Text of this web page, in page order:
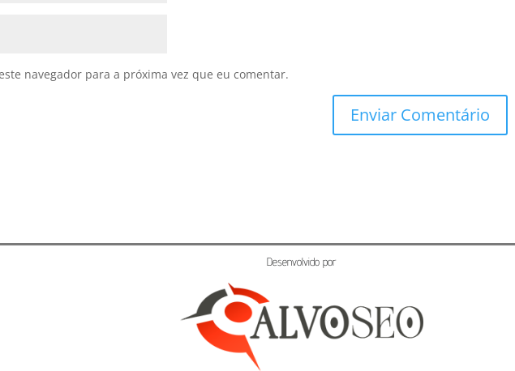
navegador para a próxima vez que eu comentar.
Desenvolvido por